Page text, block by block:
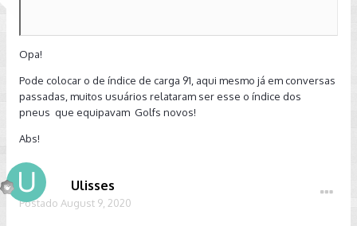
Opa!
Pode colocar o de índice de carga 91, aqui mesmo já em conversas
passadas, muitos usuários relataram ser esse o índice dos
pneus que equipavam Golfs novos!
Abs!
Ulisses
Postado August 9, 2020